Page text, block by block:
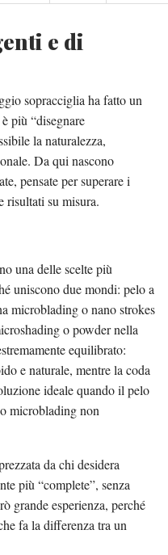
e di
sopracciglia ha fatto un
più “disegnare
la naturalezza,
Da qui nascono
pensate per superare i
su misura.
una delle scelte più
uniscono due mondi: pelo a
microblading o nano strokes
o powder nella
equilibrato:
e naturale, mentre la coda
ideale quando il pelo
microblading non
da chi desidera
più “complete”, senza
grande esperienza, perché
fa la differenza tra un